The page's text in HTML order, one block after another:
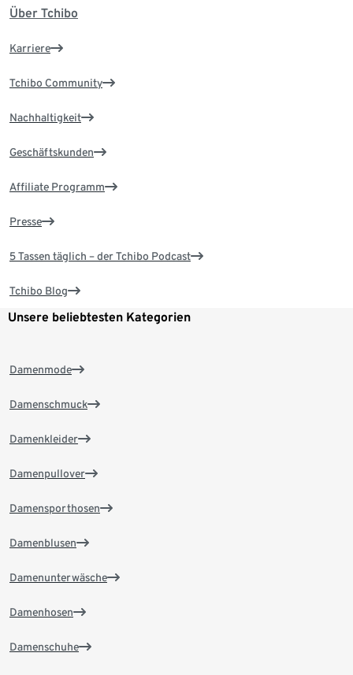
Über Tchibo
Karriere
Tchibo Community
Nachhaltigkeit
Geschäftskunden
Affiliate Programm
Presse
5 Tassen täglich – der Tchibo Podcast
Tchibo Blog
Unsere beliebtesten Kategorien
Damenmode
Damenschmuck
Damenkleider
Damenpullover
Damensporthosen
Damenblusen
Damenunterwäsche
Damenhosen
Damenschuhe